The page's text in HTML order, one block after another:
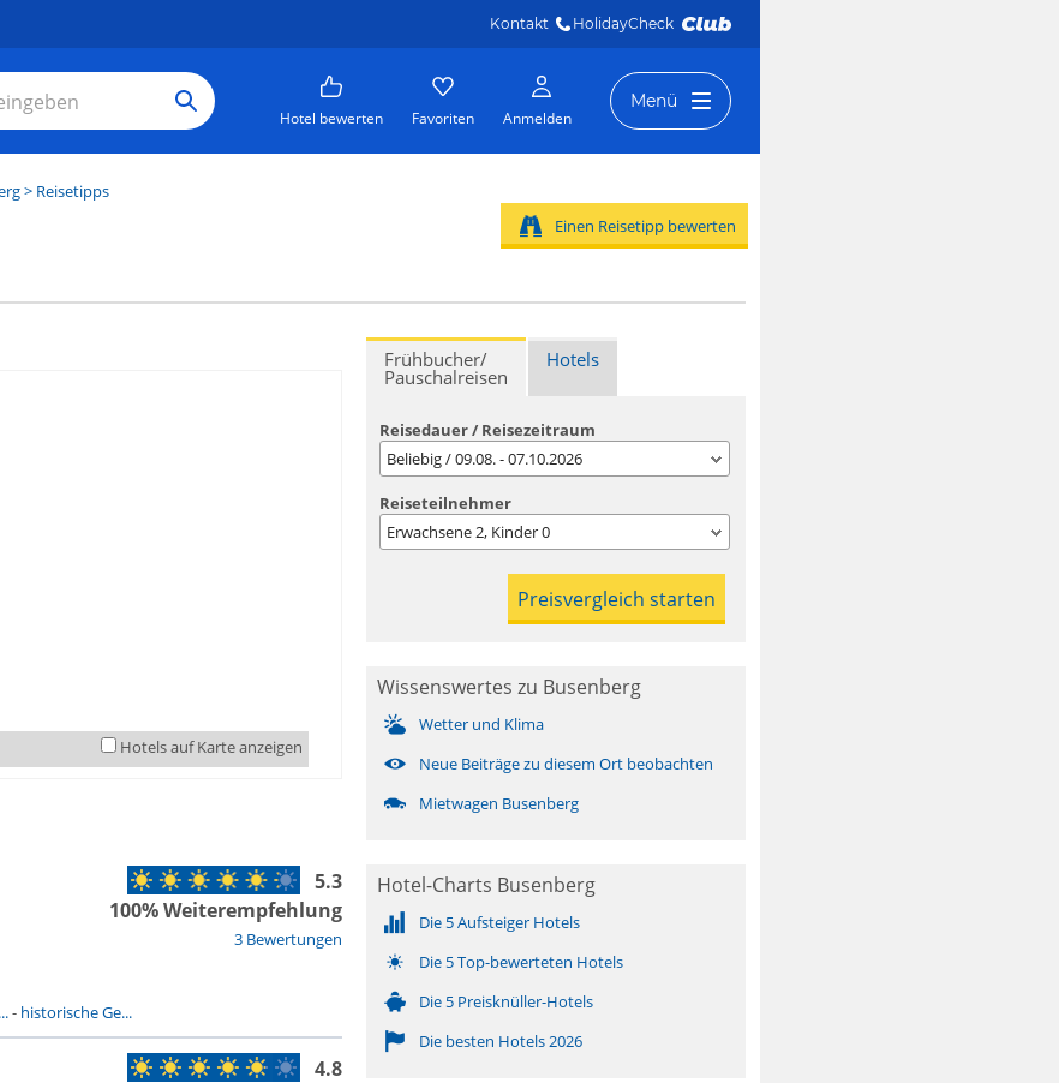
Kontakt HolidayCheck
Hotel bewerten Favoriten Anmelden
Menü
> Reisetipps
Einen Reisetipp bewerten
Hotels auf Karte anzeigen
3 Bewertungen
5.3
100% Weiterempfehlung
- historische Ge...
4.8
Frühbucher/
Pauschalreisen
Hotels
Reisedauer / Reisezeitraum
Beliebig / 09.08. - 07.10.2026
Reiseteilnehmer
Erwachsene2, Kinder0
Wissenswertes zu Busenberg
Wetter und Klima
Neue Beiträge zu diesem Ort beobachten
Mietwagen Busenberg
Hotel-Charts Busenberg
Die 5 Aufsteiger Hotels
Die 5 Top-bewerteten Hotels
Die 5 Preisknüller-Hotels
Die besten Hotels 2026